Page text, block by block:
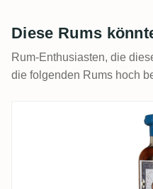
Diese Rums
Rum-Enthusiasten, die
die folgenden Rums hoch
Vagabond Spirits